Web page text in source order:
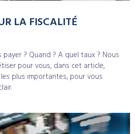
LA FISCALITÉ
? Quand ? A quel taux ? Nous
pour vous, dans cet article,
plus importantes, pour vous